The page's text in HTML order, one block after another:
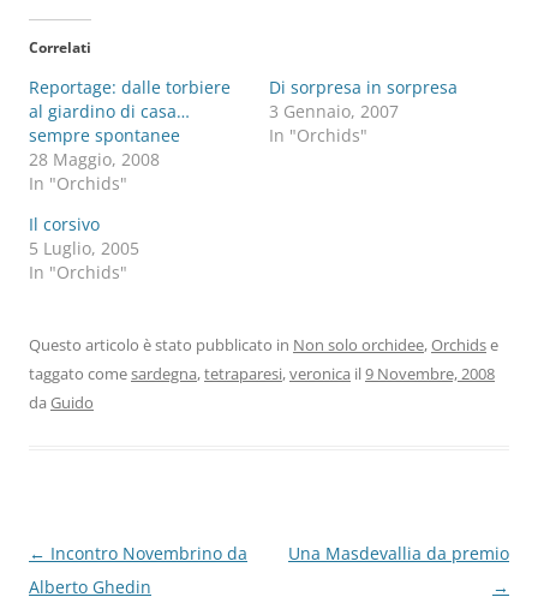
Correlati
Reportage: dalle torbiere
al giardino di casa…
sempre spontanee
28 Maggio, 2008
In "Orchids"
Di sorpresa in sorpresa
3 Gennaio, 2007
In "Orchids"
Il corsivo
5 Luglio, 2005
In "Orchids"
Questo articolo è stato pubblicato in Non solo orchidee,Orchidse
taggato comesardegna,tetraparesi,veronica il9 Novembre, 2008
da Guido
Navigazione
articolo
← Incontro Novembrino da
Alberto Ghedin
Una Masdevallia da premio
→